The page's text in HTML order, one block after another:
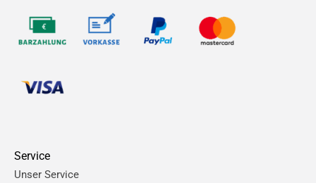
Service
Unser Service